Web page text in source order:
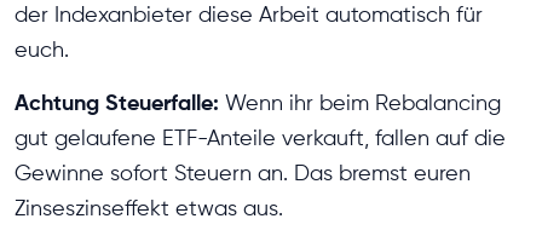
der Indexanbieter diese Arbeit automatisch für
euch.
Achtung Steuerfalle: Wenn ihr beim Rebalancing
gut gelaufene ETF-Anteile verkauft, fallen auf die
Gewinne sofort Steuern an. Das bremst euren
Zinseszinseffekt etwas aus.